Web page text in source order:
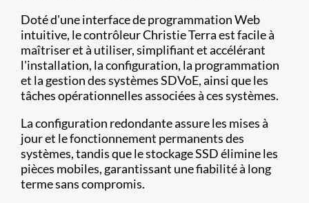
Doté d'une interface de programmation Web
intuitive, le contrôleur Christie Terra est facile à
maîtriser et à utiliser, simplifiant et accélérant
l'installation, la configuration, la programmation
et la gestion des systèmes SDVoE, ainsi que les
tâches opérationnelles associées à ces systèmes.
La configuration redondante assure les mises à
jour et le fonctionnement permanents des
systèmes, tandis que le stockage SSD élimine les
pièces mobiles, garantissant une fiabilité à long
terme sans compromis.